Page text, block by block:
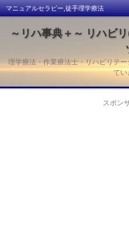
マニュアルセラピー,徒手理学療法
～リハ事典＋～ リハビ
理学療法・作業療法士・リハビリテ
てい
スポン